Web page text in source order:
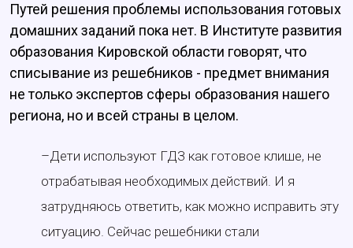
Путей решения проблемы использования готовых
домашних заданий пока нет. В Институте развития
образования Кировской области говорят, что
списывание из решебников - предмет внимания
не только экспертов сферы образования нашего
региона, но и всей страны в целом.
–Дети используют ГДЗ как готовое клише, не
отрабатывая необходимых действий. И я
затрудняюсь ответить, как можно исправить эту
ситуацию. Сейчас решебники стали